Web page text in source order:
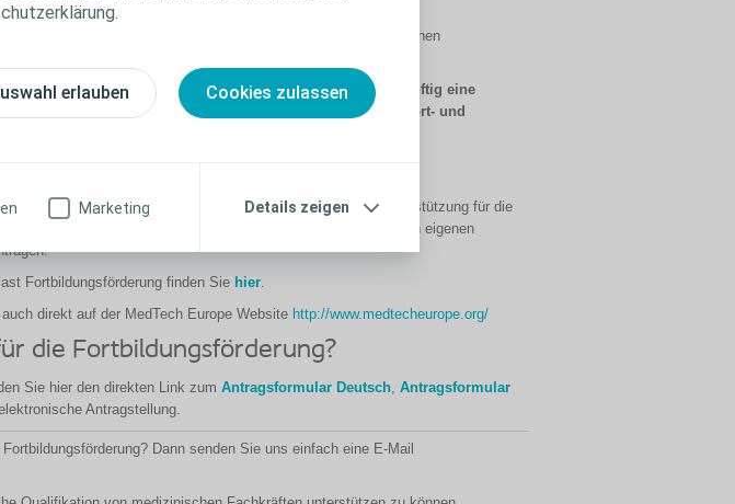
erlauben Cookies zulassen
Marketing Details zeigen
zu stärken, handelt Coloplast, als Mitglied des Europäischen
medizinischen Einrichtungen und Organisationen zukünftig eine
Educational Grants) zur finanziellen Unterstützung der Fort- und
im Rahmen der Coloplast Fortbildungsförderung finanzielle Unterstützung für die
Dritter (z.B. Kongressen), aber auch zur Durchführung von eigenen
Fortbildungsförderung finden Sie hier
direkt auf der MedTech Europe Website http://www.medtecheurope.org/
die Fortbildungsförderung?
Sie hier den direkten Link zum Antragsformular Deutsch Antragsformular
Antragstellung.
Dann senden Sie uns einfach eine E-Mail